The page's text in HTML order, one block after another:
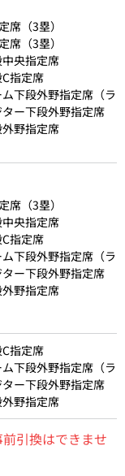
席（3塁）
席（3塁）
央指定席
指定席
ム下段外野指定席（ラ
ター下段外野指定席
野指定席
席（3塁）
央指定席
指定席
ム下段外野指定席（ラ
ター下段外野指定席
野指定席
指定席
ム下段外野指定席（ラ
ター下段外野指定席
野指定席
引換はできませ